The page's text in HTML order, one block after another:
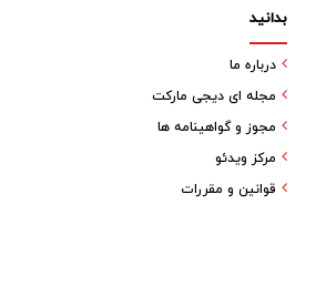
بدانید
درباره ما
مجله ای دیجی مارکت
مجوز و گواهینامه ها
مرکز ویدئو
قوانین و مقررات